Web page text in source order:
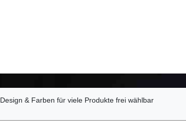
Design & Farben für viele Produkte frei wählbar